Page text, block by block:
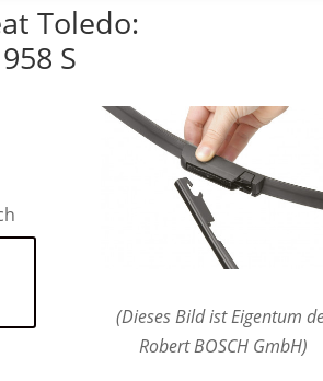
Toledo:
S
(Dieses Bild ist Eigentum
Robert BOSCH GmbH)